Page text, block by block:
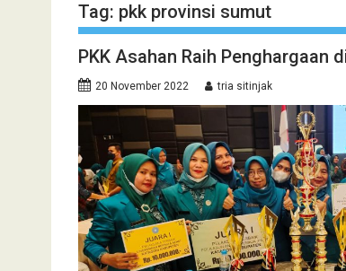
Tag: pkk provinsi sumut
PKK Asahan Raih Penghargaan
20 November 2022 tria sitinjak